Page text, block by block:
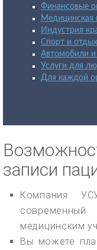
Финансовые
Индустрия
Спорт и отдых
Автомобили и
Услуги для
Для каждой
записи
Компания
медицинским
Вы можете